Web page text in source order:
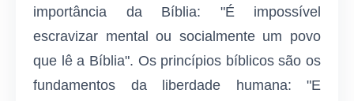
importância da Bíblia: "É impossível
escravizar mental ou socialmente um povo
que lê a Bíblia". Os princípios bíblicos são os
fundamentos da liberdade humana: "E